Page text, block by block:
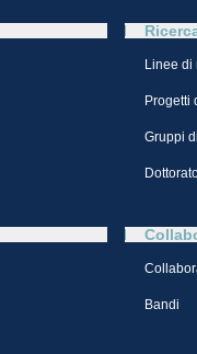
Linee di
Progetti
Gruppi
Bandi